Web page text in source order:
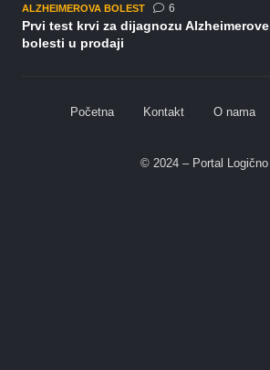
ALZHEIMEROVA BOLEST 6komentara
Prvi test krvi za dijagnozu Alzheimerove
bolesti u prodaji
Početna Kontakt O nama
© 2024 – Portal Logično